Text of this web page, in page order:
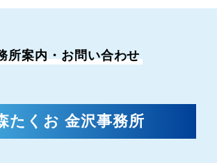
所案内・お問い合わせ
たくお 金沢事務所